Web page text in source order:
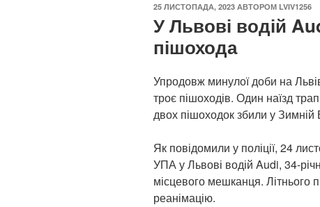
ОПУБЛІКОВАНО
25 ЛИСТОПАДА, 2023 АВТОРОМ LVIV1256
У Львові водій
пішохода
Упродовж минулої доби на
троє пішоходів. Один наїзд
двох пішоходок збили у
Як повідомили у поліції, 24
УПА у Львові водій Audi, 34-
місцевого мешканця. Літнього
реанімацію.